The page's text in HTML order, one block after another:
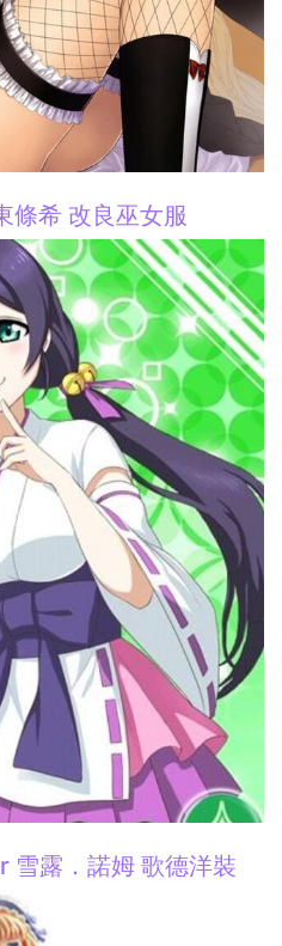
條希 改良巫女服
雪露．諾姆 歌德洋裝